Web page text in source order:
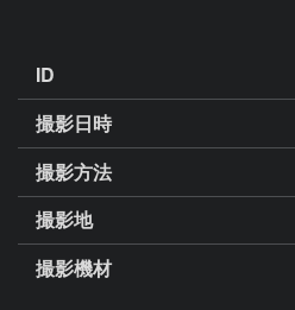
ID
撮影日時
撮影方法
撮影地
撮影機材